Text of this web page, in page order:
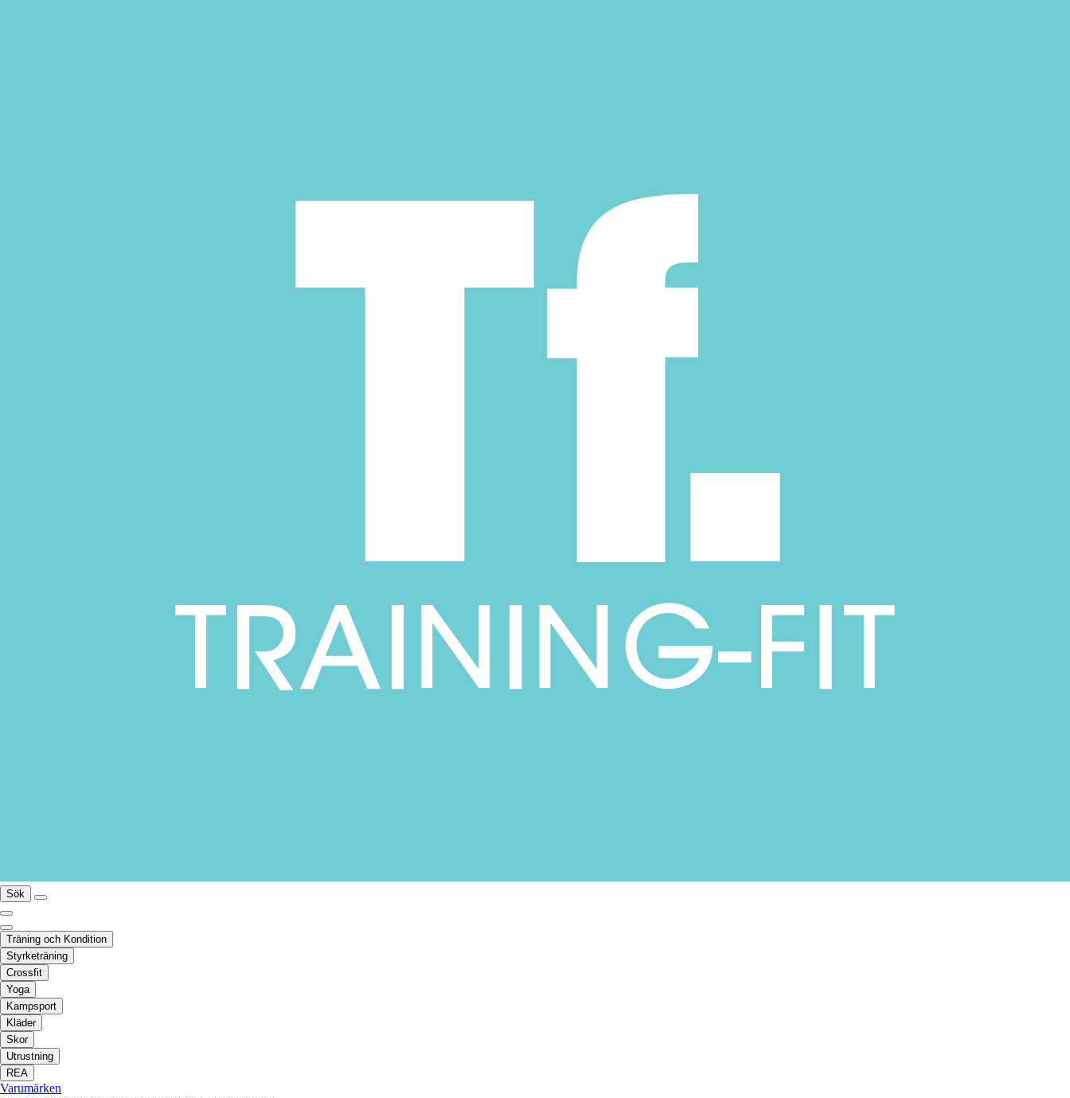
Sök
Träning och Kondition
Styrketräning
Crossfit
Yoga
Kampsport
Kläder
Skor
Utrustning
REA
Varumärken